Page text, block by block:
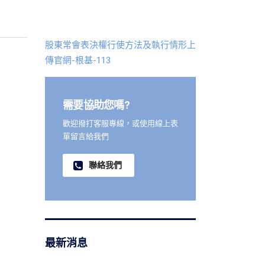
股東常會表決權行使方法及執行情形上
傳官網-根基-113
需要協助您嗎?
歡迎撥打客服專線，或使用線上表
單留言給我們
聯絡我們
最新消息